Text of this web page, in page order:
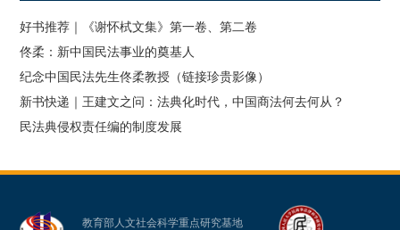
好书推荐｜《谢怀栻文集》第一卷、第二卷
佟柔：新中国民法事业的奠基人
纪念中国民法先生佟柔教授（链接珍贵影像）
新书快递｜王建文之问：法典化时代，中国商法何去何从？
民法典侵权责任编的制度发展
教育部人文社会科学重点研究基地